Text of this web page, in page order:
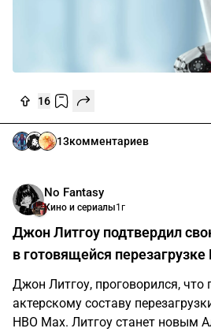
16
13комментариев
No Fantasy
Кино и сериалы1г
Джон Литгоу подтвердил
в готовящейся перезагрузке
Джон Литгоу, проговорился, что
актерскому составу
HBO Max. Литгоу станет новым